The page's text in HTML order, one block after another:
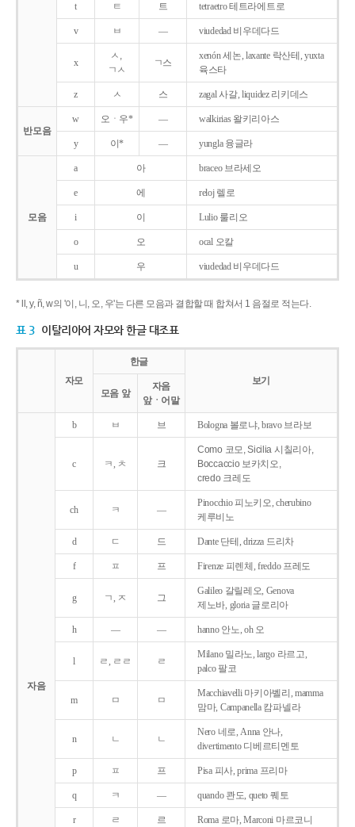
t ㅌ 트 tetraetro 테트라에트로
v ㅂ ― viudedad 비우데다드
x
ㅅ,
ㄱㅅ
ㄱ스
xenón 세논, laxante 락산테, yuxta
육스타
z ㅅ 스 zagal 사갈, liquidez 리키데스
반모음
w 오ㆍ우* ― walkirias 왈키리아스
y 이* ― yungla 융글라
모음
a 아 braceo 브라세오
e 에 reloj 렐로
i 이 Lulio 룰리오
o 오 ocal 오칼
u 우 viudedad 비우데다드
* ll, y, ñ, w의 '이, 니, 오, 우'는 다른 모음과 결합할 때 합쳐서 1 음절로 적는다.
표 3 이탈리아어 자모와 한글 대조표
자모
한글
보기
모음 앞
자음
앞ㆍ어말
자음
b ㅂ 브 Bologna 볼로냐, bravo 브라보
c ㅋ, ㅊ 크
Como 코모, Sicilia 시칠리아,
Boccaccio 보카치오,
credo 크레도
ch ㅋ ―
Pinocchio 피노키오, cherubino
케루비노
d ㄷ 드 Dante 단테, drizza 드리차
f ㅍ 프 Firenze 피렌체, freddo 프레도
g ㄱ, ㅈ 그
Galileo 갈릴레오, Genova
제노바, gloria 글로리아
h ― ― hanno 안노, oh 오
l ㄹ, ㄹㄹ ㄹ
Milano 밀라노, largo 라르고,
palco 팔코
m ㅁ ㅁ
Macchiavelli 마키아벨리, mamma
맘마, Campanella 캄파넬라
n ㄴ ㄴ
Nero 네로, Anna 안나,
divertimento 디베르티멘토
p ㅍ 프 Pisa 피사, prima 프리마
q ㅋ ― quando 콴도, queto 퀘토
r ㄹ 르 Roma 로마, Marconi 마르코니